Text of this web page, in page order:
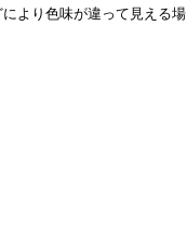
より色味が違って見える場